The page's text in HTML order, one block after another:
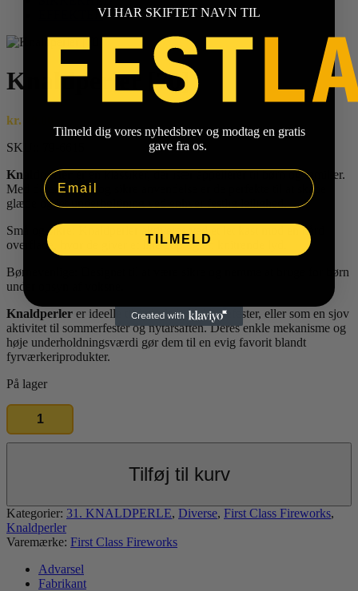
EFFEKTER
Knaldperler [70]
kr.
SKU::
Knaldperlerer en klassiker, der især appellerer til børn og familier.
Med deres simple og sikre anvendelse er de perfekte til at skabe
glæde og let underholdning ved enhver festlig lejlighed.
Små og sikre: Knaldperler aktiveres ved et let kast mod en hård
overflade, hvor de giver et lille pop og en knitrende lyd.
Børnevenlige: Designet til at være sikre og nemme at bruge for børn
under opsyn af voksne.
Knaldperler er ideelle til fødselsdage, børnefester, eller som en sjov
aktivitet til sommerfester og nytårsaften. Deres enkle mekanisme og
høje underholdningsværdi gør dem til en evig favorit blandt
fyrværkeriprodukter.
På lager
Knaldperler
antal
Tilføj til kurv
Kategorier: 31. KNALDPERLE, Diverse, First Class Fireworks,
Knaldperler
Varemærke: First Class Fireworks
Advarsel
Fabrikant
VI HAR SKIFTET NAVN TIL
Tilmeld dig vores nyhedsbrev og modtag en gratis
gave fra os.
Email
TILMELD